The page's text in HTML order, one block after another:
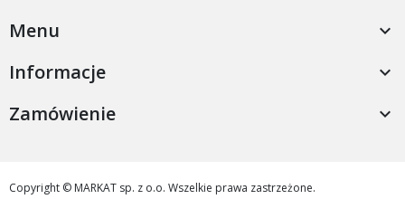
Menu 
Informacje 
Zamówienie 
Copyright © MARKAT sp. z o.o. Wszelkie prawa zastrzeżone.